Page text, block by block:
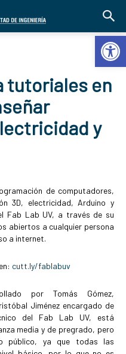
Abrir
tutoriales en
y
de computadores,
3D, electricidad, Arduino y
Fab Lab UV, a través de su
abiertos a cualquier persona
a internet.
cutt.ly/fablabuv
por Tomás Gómez,
Jiménez encargado de
del Fab Lab UV, está
media y de pregrado, pero
público, ya que todas las